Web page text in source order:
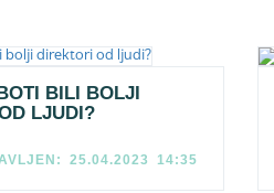
BILI BOLJI
LJUDI?
25.04.2023 14:35